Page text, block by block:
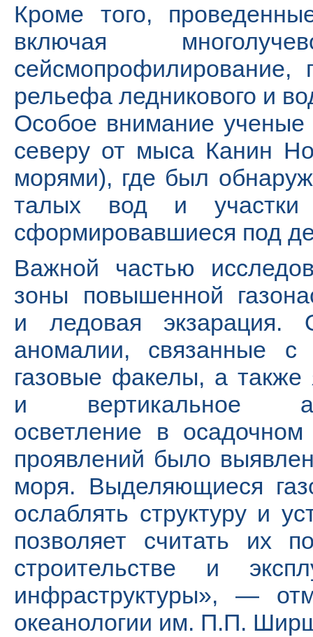
Кроме того,
включая
сейсмопрофилирование,
рельефа ледникового и
Особое внимание ученые
северу от мыса Канин
морями), где был
талых вод и участки
сформировавшиеся под
Важной частью
зоны повышенной
и ледовая экзарация.
аномалии, связанные с
газовые факелы, а также
и вертикальное
осветление в
проявлений было
моря. Выделяющиеся
ослаблять структуру и
позволяет считать их
строительстве и
инфраструктуры», —
океанологии им. П.П.